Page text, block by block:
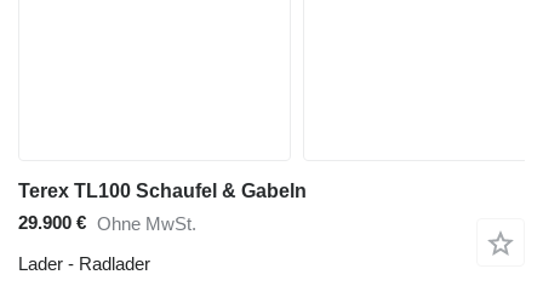
Terex TL100 Schaufel & Gabeln
29.900 € Ohne MwSt.
Lader - Radlader